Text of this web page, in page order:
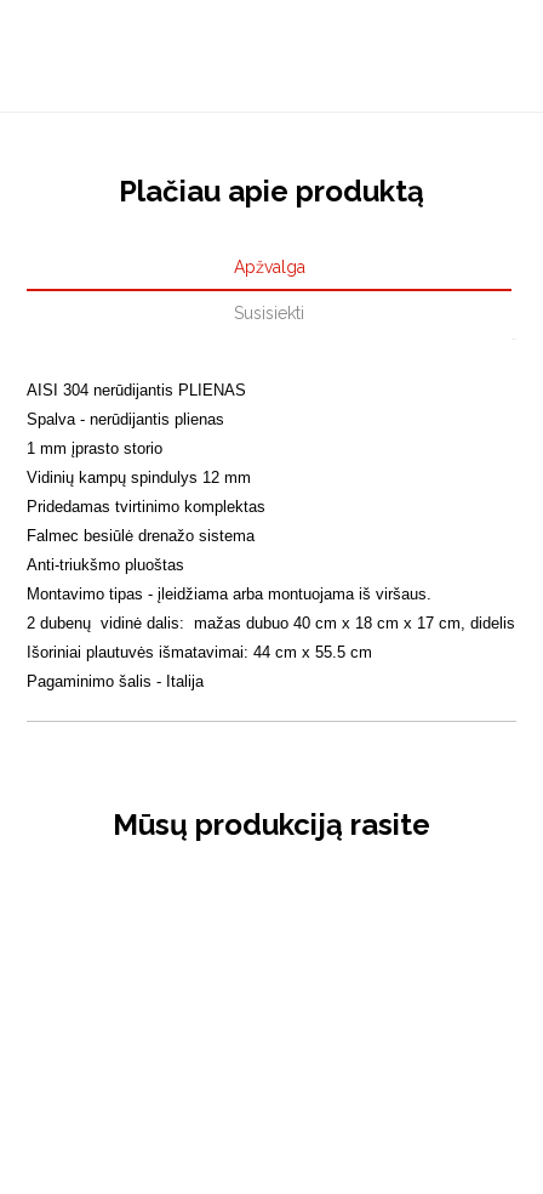
Plačiau apie produktą
Apžvalga
Susisiekti
AISI 304 nerūdijantis PLIENAS
Spalva - nerūdijantis plienas
1 mm įprasto storio
Vidinių kampų spindulys 12 mm
Pridedamas tvirtinimo komplektas
Falmec besiūlė drenažo sistema
Anti-triukšmo pluoštas
Montavimo tipas - įleidžiama arba montuojama iš viršaus.
2 dubenų  vidinė dalis:  mažas dubuo 40 cm x 18 cm x 17 cm, didelis
Išoriniai plautuvės išmatavimai: 44 cm x 55.5 cm
Pagaminimo šalis - Italija
Mūsų produkciją rasite